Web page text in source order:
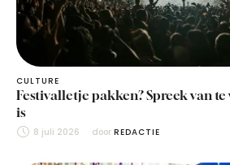
CULTURE
Festivalletje pakken? Spreek van te
is
8 juli 2026 door REDACTIE